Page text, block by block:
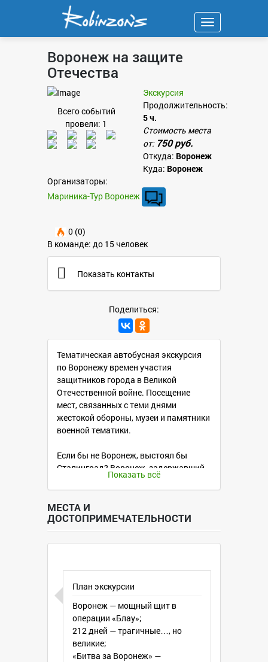
Навигация
Воронеж на защите
Отечества
Всего событий
провели: 1
Экскурсия
Продолжительность:
5 ч.
Стоимость места
от: 750 руб.
Откуда: Воронеж
Куда: Воронеж
Организаторы:
Мариника-Тур Воронеж
0 (0)
В команде: до 15 человек
Показать контакты
Поделиться:
Тематическая автобусная экскурсия
по Воронежу времен участия
защитников города в Великой
Отечественной войне. Посещение
мест, связанных с теми днями
жестокой обороны, музеи и памятники
военной тематики.
Если бы не Воронеж, выстоял бы
Сталинград? Воронеж, задержавший
на себе наступающий фронт, помог
Сталинграду выстоять!
Именно в Воронеже произошел
защитники Воронежа держали
вели ожесточенные бои, но так и не
пропустили врага к Волге и на Кавказ.
Даже Гитлер признавал: «Дело пошло
бы быстрее, если бы мы не
задержались так надолго у
Воронежа». Именно споткнувшись о
Воронеж, фронт повернул на запад!
Показать всё
МЕСТА И
ДОСТОПРИМЕЧАТЕЛЬНОСТИ
План экскурсии
Воронеж — мощный щит в
операции «Блау»;
212 дней — трагичные…, но
великие;
«Битва за Воронеж» —